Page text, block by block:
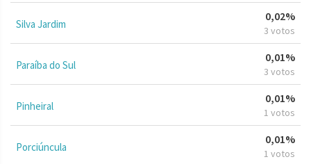
Silva Jardim
0,02%
3 votos
Paraíba do Sul
0,01%
3 votos
Pinheiral
0,01%
1 votos
Porciúncula
0,01%
1 votos